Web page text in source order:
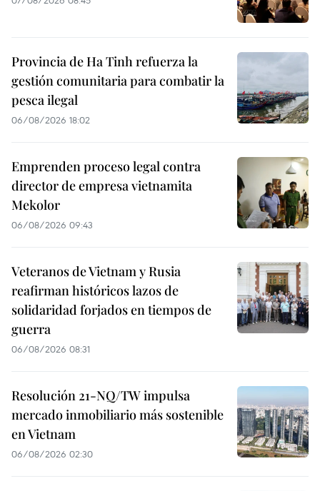
Provincia de Ha Tinh refuerza la
gestión comunitaria para combatir la
pesca ilegal
06/08/2026 18:02
Emprenden proceso legal contra
director de empresa vietnamita
Mekolor
06/08/2026 09:43
Veteranos de Vietnam y Rusia
reafirman históricos lazos de
solidaridad forjados en tiempos de
guerra
06/08/2026 08:31
Resolución 21-NQ/TW impulsa
mercado inmobiliario más sostenible
en Vietnam
06/08/2026 02:30